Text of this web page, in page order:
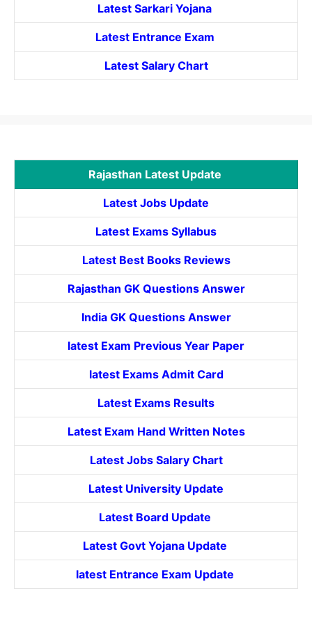
Latest Sarkari Yojana
Latest Entrance Exam
Latest Salary Chart
Rajasthan Latest Update
Latest Jobs Update
Latest Exams Syllabus
Latest Best Books Reviews
Rajasthan GK Questions Answer
India GK Questions Answer
latest Exam Previous Year Paper
latest Exams Admit Card
Latest Exams Results
Latest Exam Hand Written Notes
Latest Jobs Salary Chart
Latest University Update
Latest Board Update
Latest Govt YojanaUpdate
latest Entrance Exam Update